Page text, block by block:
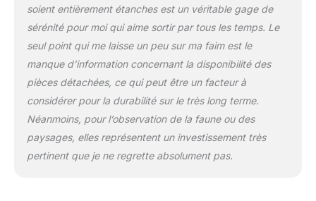
protecteur rigide, une
lanière de cou, une
nettoyant pour les
lentilles
soient entièrement étanches est un véritable gage de
sérénité pour moi qui aime sortir par tous les temps. Le
seul point qui me laisse un peu sur ma faim est le
manque d’information concernant la disponibilité des
pièces détachées, ce qui peut être un facteur à
considérer pour la durabilité sur le très long terme.
Néanmoins, pour l’observation de la faune ou des
paysages, elles représentent un investissement très
pertinent que je ne regrette absolument pas.